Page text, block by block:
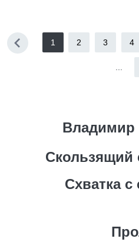
1 2 3 4
Владимир
Скользящий
Схватка с